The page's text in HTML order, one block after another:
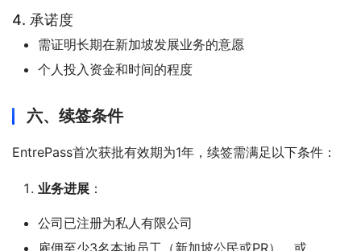
4. 承诺度
需证明长期在新加坡发展业务的意愿
个人投入资金和时间的程度
六、续签条件
EntrePass首次获批有效期为1年，续签需满足以下条件：
业务进展 ：
公司已注册为私人有限公司